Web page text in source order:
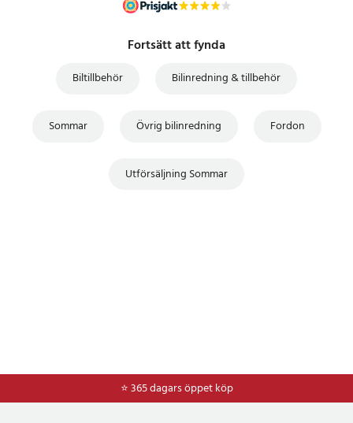
Fortsätt att fynda
Biltillbehör Bilinredning & tillbehör
Sommar Övrig bilinredning Fordon
Utförsäljning Sommar
⭐ 365 dagars öppet köp
⭐Frakt 49kr *